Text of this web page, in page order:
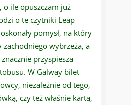
o ile opuszczam już
o te czytniki Leap
pomysł, na który
zachodniego wybrzeża, a
przyspiesza
W Galway bilet
niezależnie od tego,
czy też właśnie kartą,